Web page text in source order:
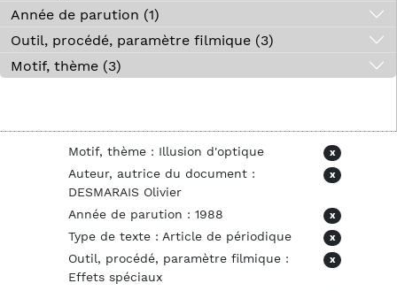
Année de parution (1)
Outil, procédé, paramètre filmique (3)
Motif, thème (3)
Motif, thème : Illusion d'optique x
Auteur, autrice du document :
DESMARAIS Olivier
x
Année de parution : 1988 x
Type de texte : Article de périodique x
Outil, procédé, paramètre filmique :
Effets spéciaux
x